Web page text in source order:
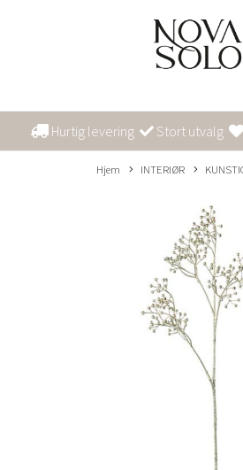
Hurtig levering Stort utvalg
Hjem INTERIØR